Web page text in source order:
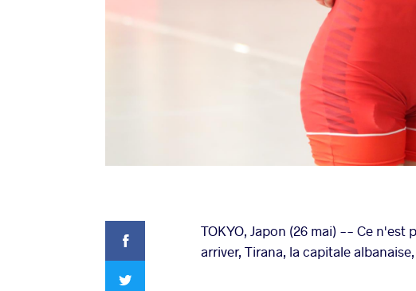
Facebook
TOKYO, Japon (26 mai) -- Ce n'est
arriver, Tirana, la capitale